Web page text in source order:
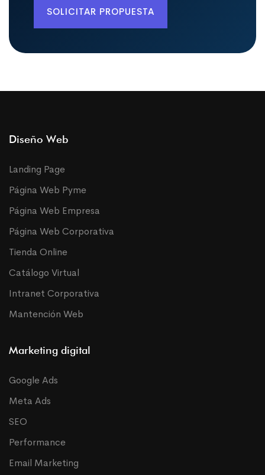
SOLICITAR PROPUESTA
Diseño Web
Landing Page
Página Web Pyme
Página Web Empresa
Página Web Corporativa
Tienda Online
Catálogo Virtual
Intranet Corporativa
Mantención Web
Marketing digital
Google Ads
Meta Ads
SEO
Performance
Email Marketing